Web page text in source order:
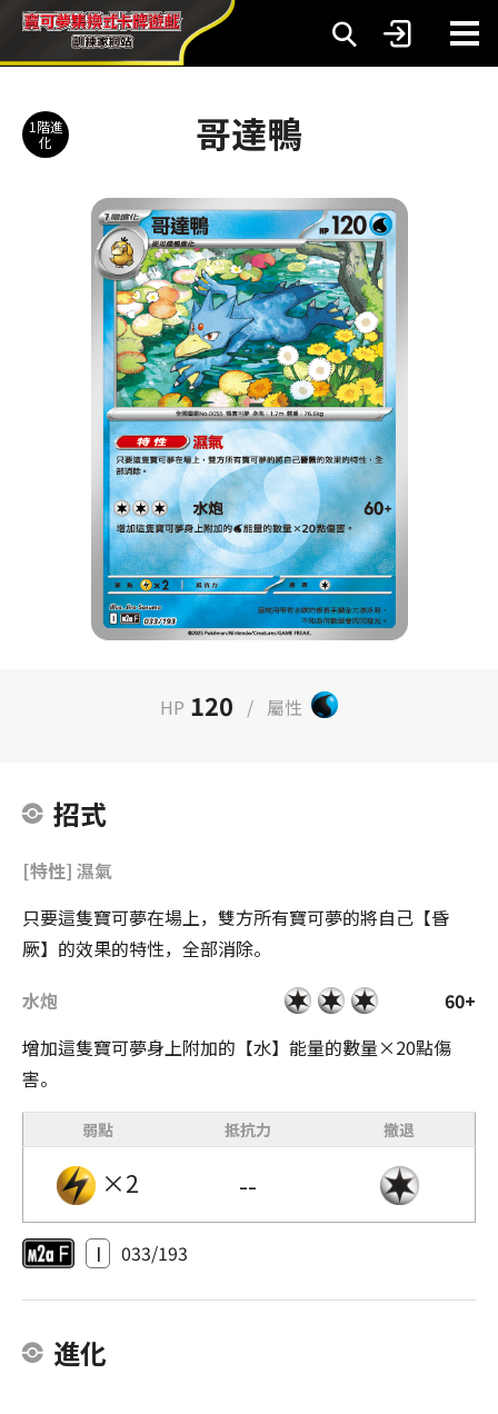
1階進
化
哥達鴨
HP 120 / 屬性
招式
[特性] 濕氣
只要這隻寶可夢在場上，雙方所有寶可夢的將自己【昏
厥】的效果的特性，全部消除。
水炮
60+
增加這隻寶可夢身上附加的【水】能量的數量×20點傷
害。
弱點 抵抗力 撤退
×2 --
I 033/193
進化